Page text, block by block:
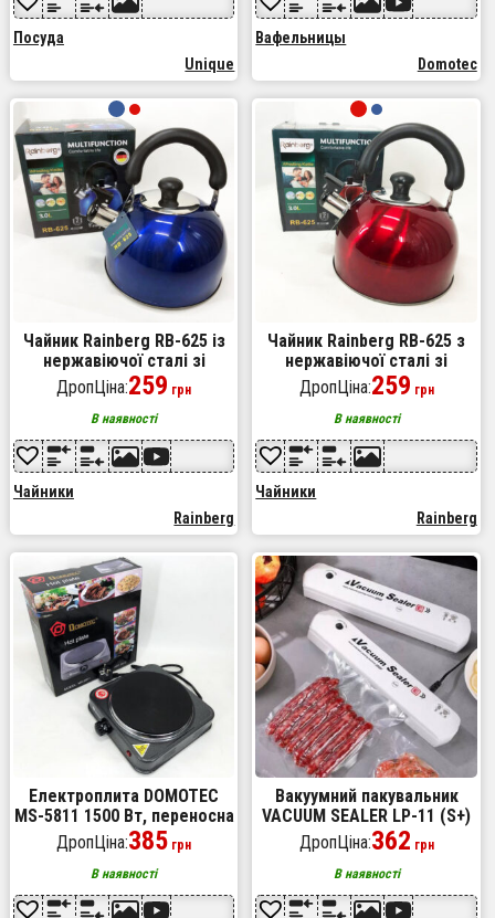
Посуда
Unique
Вафельницы
Domotec
Чайник Rainberg RB-625 із
нержавіючої сталі зі
свистком 3л гарний чайник
для газової плити Blue
ДропЦіна:259 грн
В наявності
Чайники
Rainberg
Чайник Rainberg RB-625 з
нержавіючої сталі зі
свистком 3л, гарний чайник
зі свистком. Колір:
червоний
ДропЦіна:259 грн
В наявності
Чайники
Rainberg
Електроплита DOMOTEC
MS-5811 1500 Вт, переносна
настільна електроплита,
електроплита на 1
конфорку
ДропЦіна:385 грн
В наявності
Вакуумний пакувальник
VACUUM SEALER LP-11 (S+)
нова модель дві кнопки.
Колір: білий
ДропЦіна:362 грн
В наявності